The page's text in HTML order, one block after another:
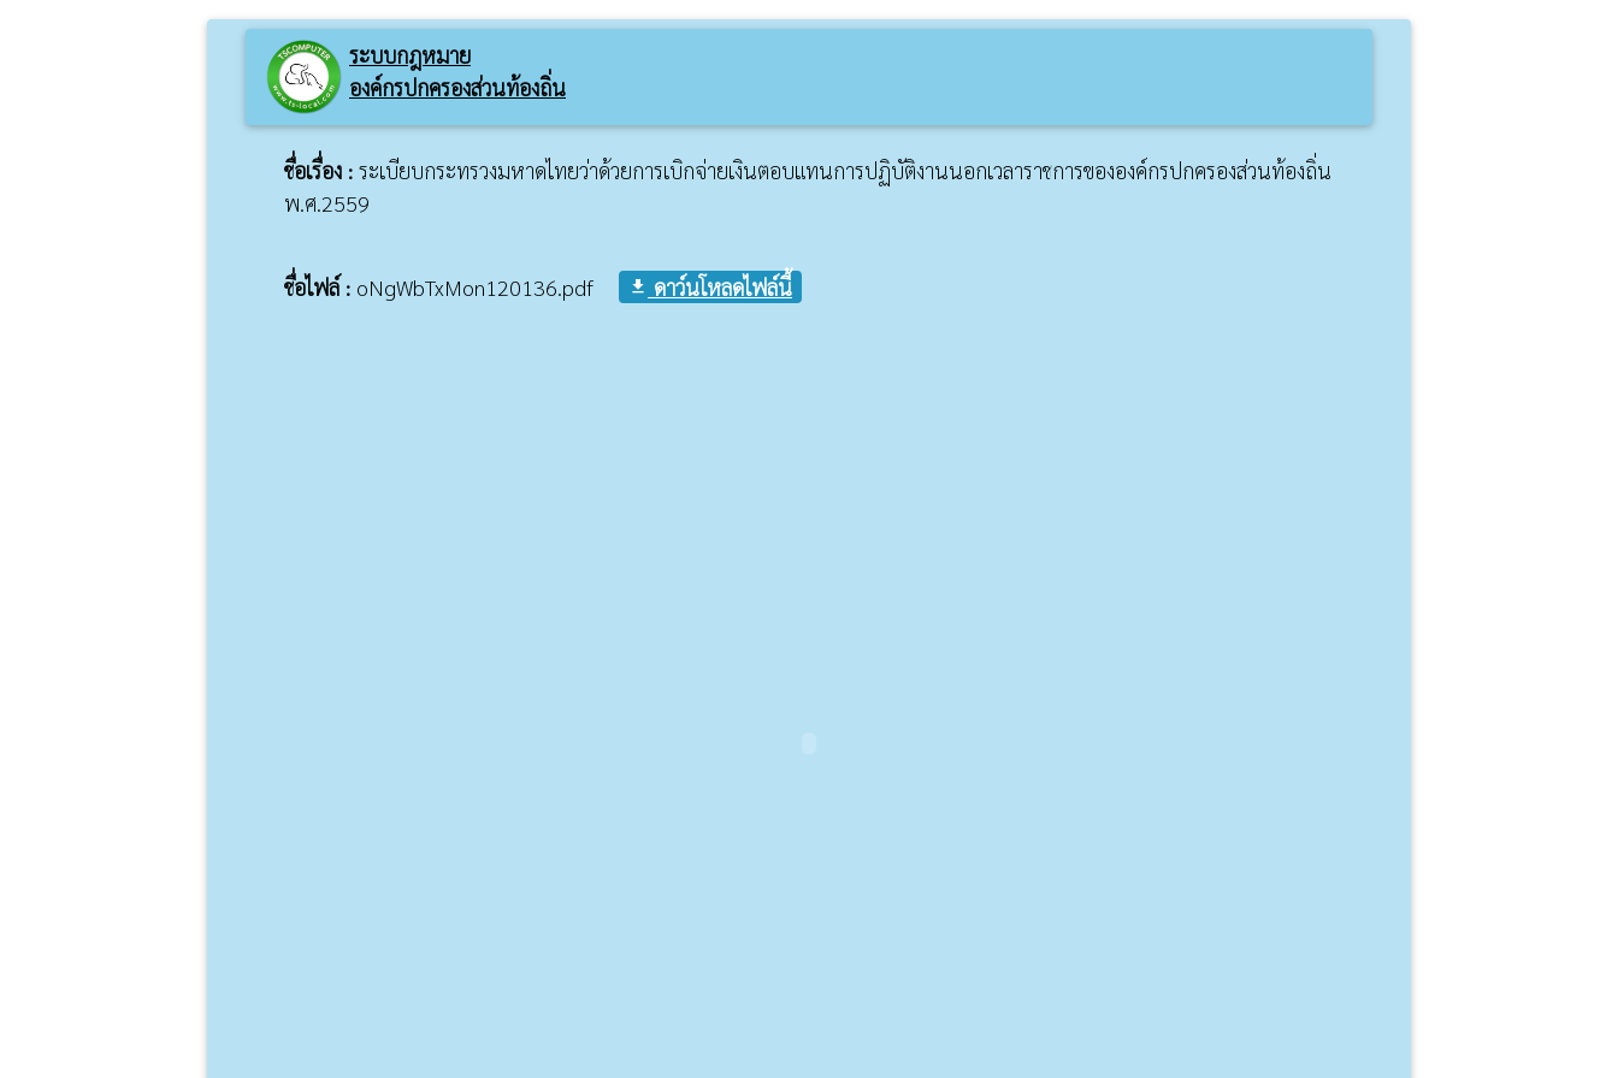
ระบบกฎหมาย
องค์กรปกครองส่วนท้องถิ่น
ชื่อเรื่อง : ระเบียบกระทรวงมหาดไทยว่าด้วยการเบิกจ่ายเงินตอบแทนการปฏิบัติงานนอกเวลาราชการขององค์กรปกครองส่วนท้องถิ่น
พ.ศ.2559
ชื่อไฟล์ : oNgWbTxMon120136.pdf file_download ดาว์นโหลดไฟล์นี้